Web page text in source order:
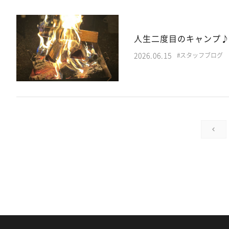
人生二度目のキャンプ♪
2026.06.15 #スタッフブログ